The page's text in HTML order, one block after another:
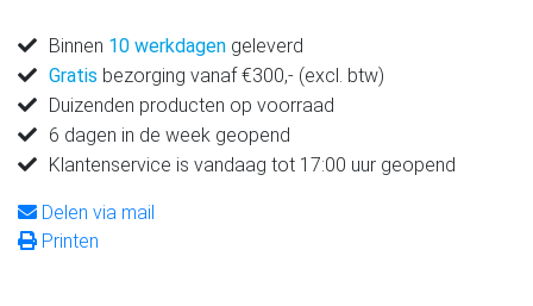
Binnen 10 werkdagen geleverd
Gratis bezorging vanaf €300,- (excl. btw)
Duizenden producten op voorraad
6 dagen in de week geopend
Klantenservice is vandaag tot 17:00 uur geopend
Delen via mail
Printen